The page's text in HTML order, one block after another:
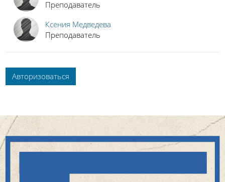
Преподаватель
Ксения Медведева
Преподаватель
Авторизоваться